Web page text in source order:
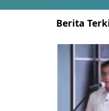
Berita